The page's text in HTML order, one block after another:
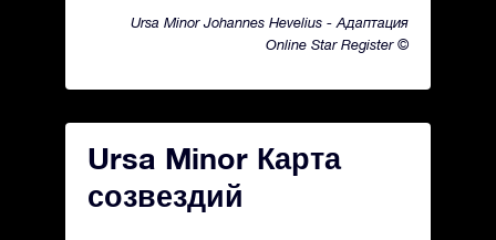
Ursa Minor Johannes Hevelius - Адаптация
Online Star Register ©
Ursa Minor Карта
созвездий